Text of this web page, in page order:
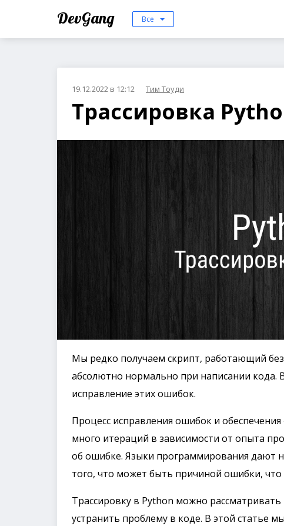
DevGang Все
19.12.2022 в 12:12 Тим Тоуди
Трассировка
Мы редко получаем скрипт, работающий
абсолютно нормально при написании кода.
исправление этих ошибок.
Процесс исправления ошибок и
много итераций в зависимости от опыта
об ошибке. Языки программирования дают
того, что может быть причиной ошибки,
Трассировку в Python можно
устранить проблему в коде. В этой статье